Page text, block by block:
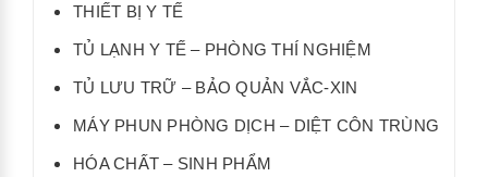
THIẾT BỊ Y TẾ
TỦ LẠNH Y TẾ – PHÒNG THÍ NGHIỆM
TỦ LƯU TRỮ – BẢO QUẢN VẮC-XIN
MÁY PHUN PHÒNG DỊCH – DIỆT CÔN TRÙNG
HÓA CHẤT – SINH PHẨM